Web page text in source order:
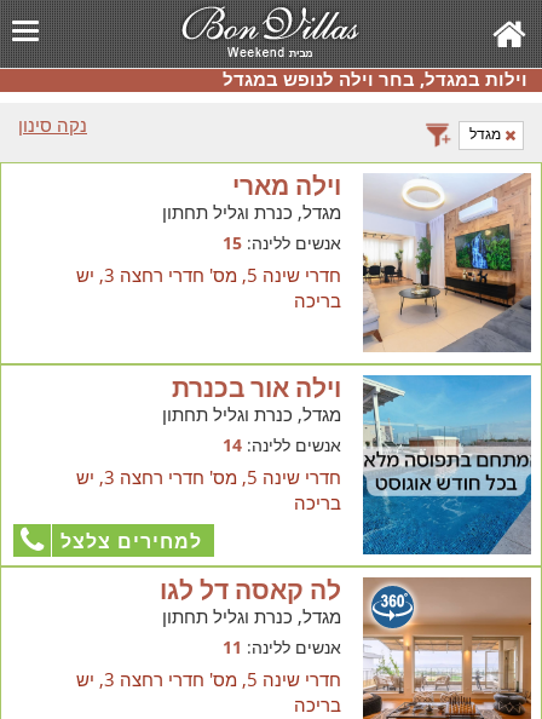
וילות במגדל, בחר וילה לנופש במגדל
נקה סינון
מגדל
וילה מארי
מגדל, כנרת וגליל תחתון
אנשים ללינה:15
חדרי שינה 5, מס' חדרי רחצה 3, יש
בריכה
וילה אור בכנרת
מגדל, כנרת וגליל תחתון
אנשים ללינה:14
חדרי שינה 5, מס' חדרי רחצה 3, יש
בריכה
למחירים צלצל
לה קאסה דל לגו
מגדל, כנרת וגליל תחתון
אנשים ללינה: 11
חדרי שינה 5, מס' חדרי רחצה 3, יש
בריכה